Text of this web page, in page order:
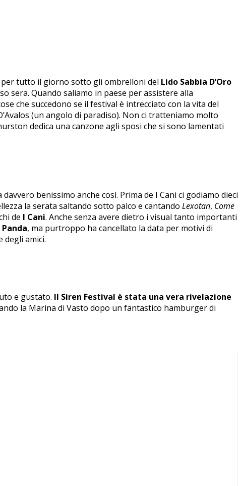
per tutto il giorno sotto gli ombrelloni del Lido Sabbia D’Oro
sera. Quando saliamo in paese per assistere alla
che succedono se il festival è intrecciato con la vita del
(un angolo di paradiso). Non ci tratteniamo molto
dedica una canzone agli sposi che si sono lamentati
benissimo anche così. Prima de I Cani ci godiamo dieci
la serata saltando sotto palco e cantando Lexotan, Come
de I Cani. Anche senza avere dietro i visual tanto importanti
, ma purtroppo ha cancellato la data per motivi di
degli amici.
e gustato. Il Siren Festival è stata una vera rivelazione
la Marina di Vasto dopo un fantastico hamburger di